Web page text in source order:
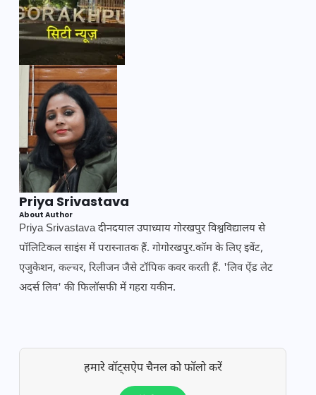
Priya Srivastava
About Author
Priya Srivastava दीनदयाल उपाध्याय गोरखपुर विश्वविद्यालय से
पॉलिटिकल साइंस में परास्नातक हैं. गोगोरखपुर.कॉम के लिए इवेंट,
एजुकेशन, कल्चर, रिलीजन जैसे टॉपिक कवर करती हैं. 'लिव ऐंड लेट
अदर्स लिव' की फिलॉसफी में गहरा यकीन.
हमारे वॉट्सऐप चैनल को फॉलो करें